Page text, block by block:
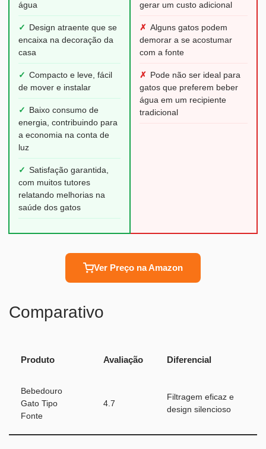
água
✓
Design atraente que se
encaixa na decoração da
casa
✓ Compacto e leve, fácil
de mover e instalar
✓
Baixo consumo de
energia, contribuindo para
a economia na conta de
luz
✓ Satisfação garantida,
com muitos tutores
relatando melhorias na
saúde dos gatos
gerar um custo adicional
✗ Alguns gatos podem
demorar a se acostumar
com a fonte
✗ Pode não ser ideal para
gatos que preferem beber
água em um recipiente
tradicional
Ver Preço na Amazon
Comparativo
Produto Avaliação Diferencial
Bebedouro
Gato Tipo
Fonte
4.7
Filtragem eficaz e
design silencioso